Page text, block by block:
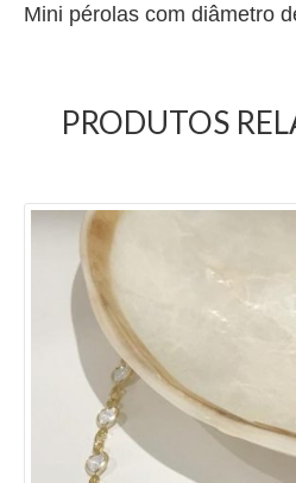
Mini pérolas com diâmetro
PRODUTOS